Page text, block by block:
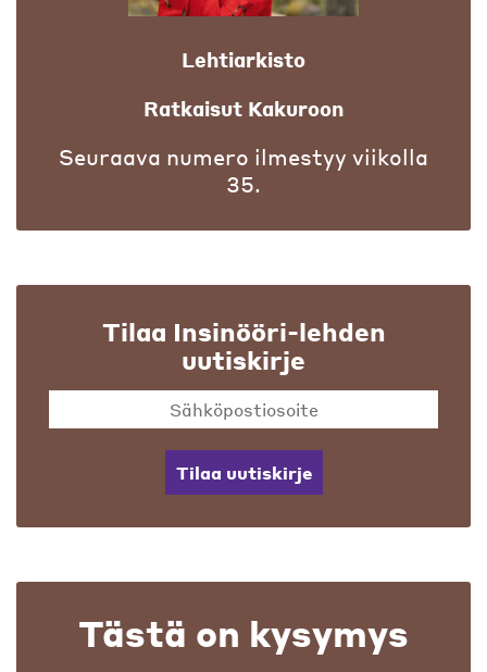
Lehtiarkisto
Ratkaisut Kakuroon
Seuraava numero ilmestyy viikolla
35.
Tilaa Insinööri-lehden
uutiskirje
Tilaa uutiskirje
Tästä on kysymys